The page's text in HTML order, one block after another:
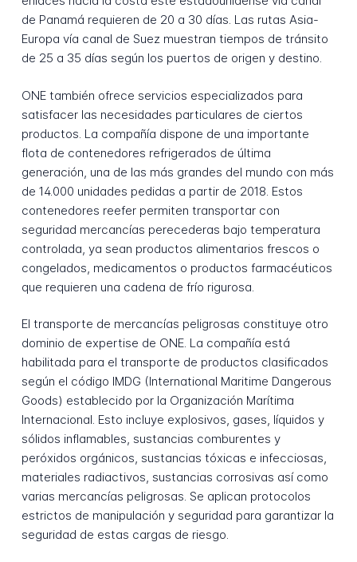
de Panamá requieren de 20 a 30 días. Las rutas Asia-
Europa vía canal de Suez muestran tiempos de tránsito
de 25 a 35 días según los puertos de origen y destino.
ONE también ofrece servicios especializados para
satisfacer las necesidades particulares de ciertos
productos. La compañía dispone de una importante
flota de contenedores refrigerados de última
generación, una de las más grandes del mundo con más
de 14.000 unidades pedidas a partir de 2018. Estos
contenedores reefer permiten transportar con
seguridad mercancías perecederas bajo temperatura
controlada, ya sean productos alimentarios frescos o
congelados, medicamentos o productos farmacéuticos
que requieren una cadena de frío rigurosa.
El transporte de mercancías peligrosas constituye otro
dominio de expertise de ONE. La compañía está
habilitada para el transporte de productos clasificados
según el código IMDG (International Maritime Dangerous
Goods) establecido por la Organización Marítima
Internacional. Esto incluye explosivos, gases, líquidos y
sólidos inflamables, sustancias comburentes y
peróxidos orgánicos, sustancias tóxicas e infecciosas,
materiales radiactivos, sustancias corrosivas así como
varias mercancías peligrosas. Se aplican protocolos
estrictos de manipulación y seguridad para garantizar la
seguridad de estas cargas de riesgo.